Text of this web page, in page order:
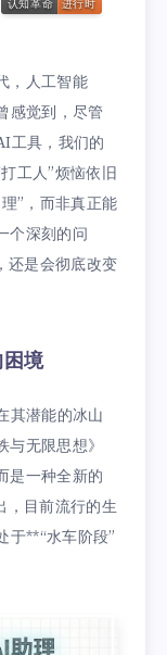
，人工智能
感觉到，尽管
工具，我们的
工人”烦恼依旧
”，而非真正能
个深刻的问
还是会彻底改变
困境
其潜能的冰山
无限思想》
是一种全新的
，目前流行的生
于**“水车阶段”